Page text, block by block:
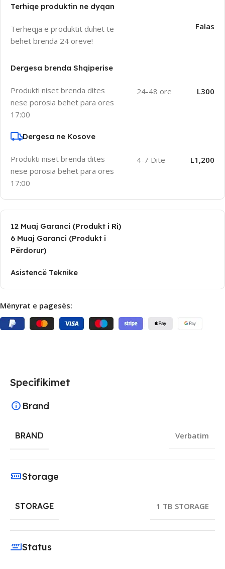
Terhiqe produktin ne dyqan
Terheqja e produktit duhet te
behet brenda 24 oreve!
Falas
Dergesa brenda Shqiperise
Produkti niset brenda dites
nese porosia behet para ores
17:00
24-48 ore L300
Dergesa ne Kosove
Produkti niset brenda dites
nese porosia behet para ores
17:00
4-7 Ditë L1,200
12 Muaj Garanci (Produkt i Ri)
6 Muaj Garanci (Produkt i
Përdorur)
Asistencë Teknike
Mënyrat e pagesës:
Specifikimet
Brand
BRAND Verbatim
Storage
STORAGE 1 TB STORAGE
Status